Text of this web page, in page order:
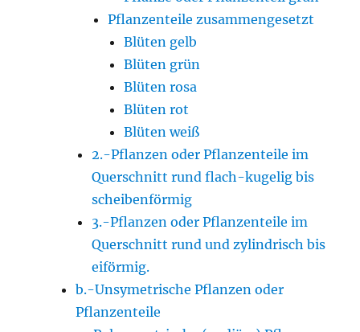
Pflanzenteile zusammengesetzt
Blüten gelb
Blüten grün
Blüten rosa
Blüten rot
Blüten weiß
2.-Pflanzen oder Pflanzenteile im
Querschnitt rund flach-kugelig bis
scheibenförmig
3.-Pflanzen oder Pflanzenteile im
Querschnitt rund und zylindrisch bis
eiförmig.
b.-Unsymetrische Pflanzen oder
Pflanzenteile